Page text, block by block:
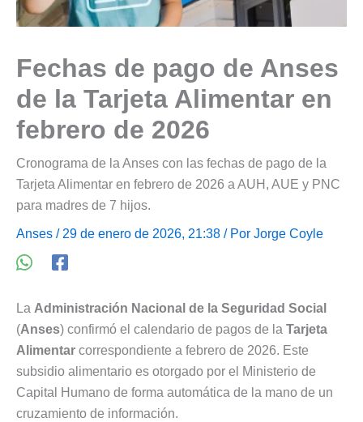
Fechas de pago de Anses
de la Tarjeta Alimentar en
febrero de 2026
Cronograma de la Anses con las fechas de pago de la
Tarjeta Alimentar en febrero de 2026 a AUH, AUE y PNC
para madres de 7 hijos.
Anses / 29 de enero de 2026, 21:38 / Por Jorge Coyle
La Administración Nacional de la Seguridad Social
(Anses) confirmó el calendario de pagos de la Tarjeta
Alimentar correspondiente a febrero de 2026. Este
subsidio alimentario es otorgado por el Ministerio de
Capital Humano de forma automática de la mano de un
cruzamiento de información.